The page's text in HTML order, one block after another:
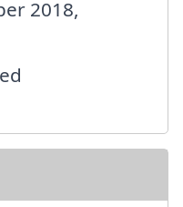
2018,